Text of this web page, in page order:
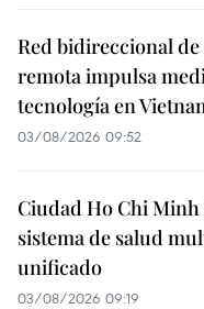
Red bidireccional
remota impulsa
tecnología en
03/08/2026 09:52
Ciudad Ho Chi
sistema de salud
unificado
03/08/2026 09:19